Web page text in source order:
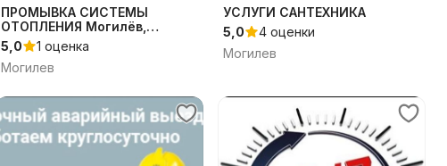
ПРОМЫВКА СИСТЕМЫ
ОТОПЛЕНИЯ Могилёв,
регионы
5,0
1 оценка
Могилев
УСЛУГИ САНТЕХНИКА
5,0
4 оценки
Могилев